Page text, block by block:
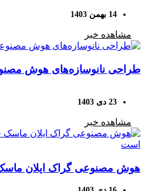
14 بهمن 1403
مشاهده خبر
طراحی نانوسازه‌های هوش
23 دی 1403
مشاهده خبر
هوش مصنوعی گراک ایلان ماسک